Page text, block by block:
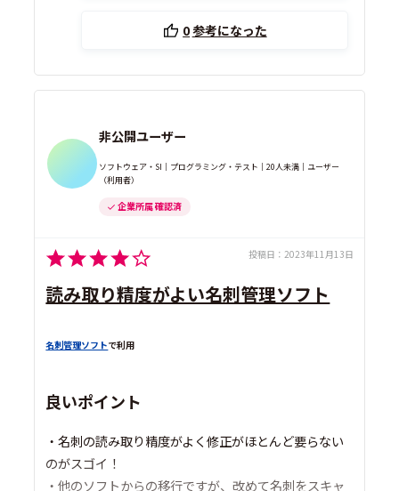
0参考になった
非公開ユーザー
ソフトウェア・SI｜プログラミング・テスト｜20人未満｜ユーザー
（利用者）
企業所属 確認済
投稿日： 2023年11月13日
読み取り精度がよい名刺管理ソフト
名刺管理ソフトで利用
良いポイント
・名刺の読み取り精度がよく修正がほとんど要らない
のがスゴイ！
・他のソフトからの移行ですが、改めて名刺をスキャ